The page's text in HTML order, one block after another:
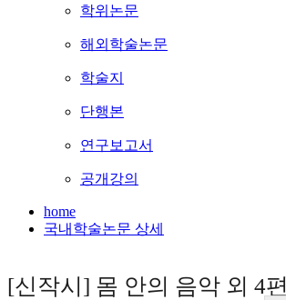
학위논문
해외학술논문
학술지
단행본
연구보고서
공개강의
home
국내학술논문 상세
[신작시] 몸 안의 음악 외 4편